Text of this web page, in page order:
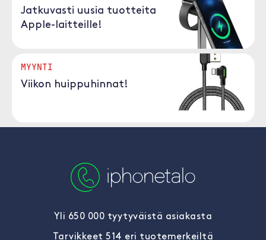
Jatkuvasti uusia tuotteita
Apple-laitteille!
MYYNTI
Viikon huippuhinnat!
Yli 650 000 tyytyväistä asiakasta
Tarvikkeet 514 eri tuotemerkeiltä